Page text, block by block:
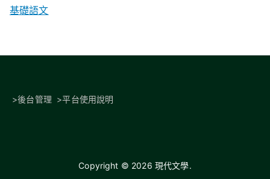
基礎語文
>後台管理 >平台使用說明
Copyright © 2026 現代文學.